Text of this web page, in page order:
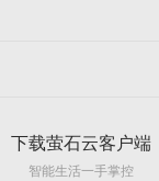
下载萤石云客户端
智能生活一手掌控